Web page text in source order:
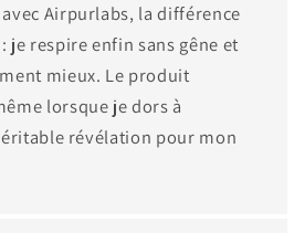
Airpurlabs, la différence
je respire enfin sans gêne et
mieux. Le produit
lorsque je dors à
révélation pour mon